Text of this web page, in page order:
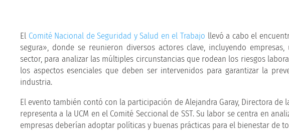
El Comité Nacional de Seguridad y Salud en el Trabajo llevó a cabo el
segura», donde se reunieron diversos actores clave, incluyendo
sector, para analizar las múltiples circunstancias que rodean los riesgos
los aspectos esenciales que deben ser intervenidos para garantizar la
industria.
El evento también contó con la participación de Alejandra Garay, Directora de
representa a la UCM en el Comité Seccional de SST. Su labor se centra en
empresas deberían adoptar políticas y buenas prácticas para el bienestar de